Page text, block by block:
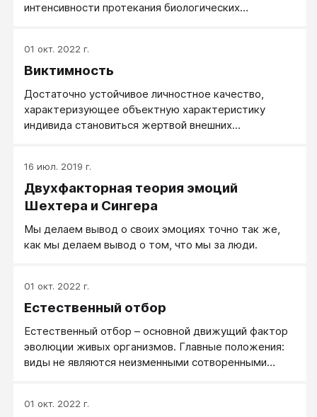
интенсивности протекания биологических
01 окт. 2022 г.
Виктимность
Достаточно устойчивое личностное качество,
характеризующее объектную характеристику
индивида становиться жертвой внешних
16 июл. 2019 г.
Двухфакторная теория эмоций
Шехтера и Сингера
Мы делаем вывод о своих эмоциях точно так же,
как мы делаем вывод о том, что мы за люди.
01 окт. 2022 г.
Естественный отбор
Естественный отбор – основной движущий фактор
эволюции живых организмов. Главные положения:
виды не являются неизменными сотворенными
в борьбе за существование. Особенности
01 окт. 2022 г.